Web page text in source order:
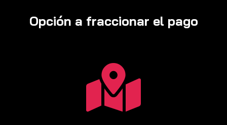
Opción a fraccionar el pago
